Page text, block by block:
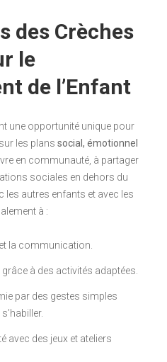
des Crèches
le
de l’Enfant
une opportunité unique pour
les plans social, émotionnel
en communauté, à partager
sociales en dehors du
les autres enfants et avec les
à :
la communication.
à des activités adaptées.
par des gestes simples
avec des jeux et ateliers